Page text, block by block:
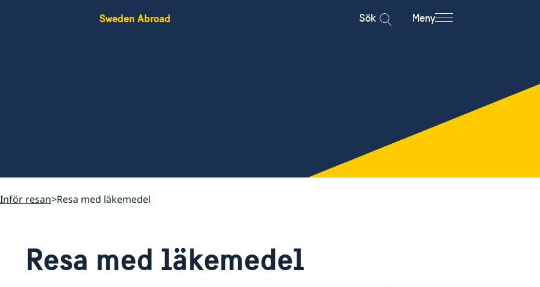
Sweden Abroad Sök Meny
Inför resan Resa med läkemedel
Resa med läkemedel